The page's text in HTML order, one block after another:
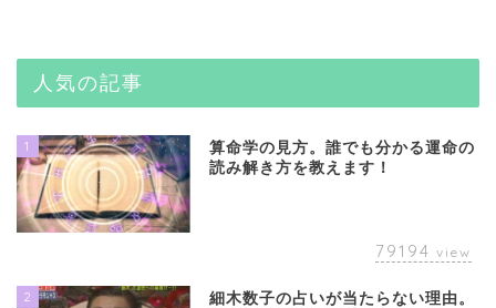
人気の記事
1
算命学の見方。誰でも分かる運命の
読み解き方を教えます！
79194 view
2
細木数子の占いが当たらない理由。